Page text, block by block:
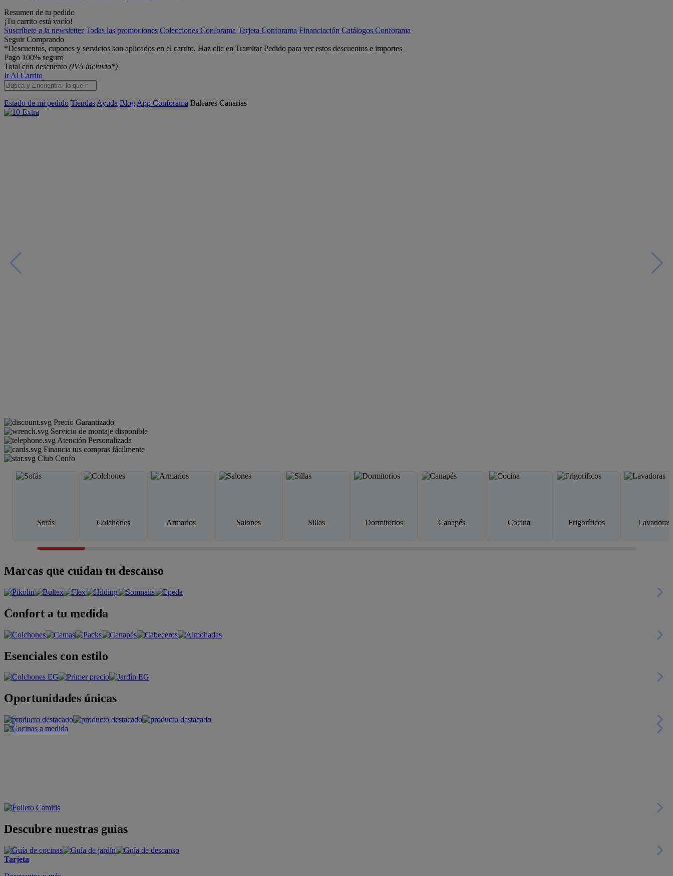
Resumen de tu pedido
¡Tu carrito está vacío!
Suscríbete a la newsletter Todas las promociones Colecciones Conforama Tarjeta Conforama Financiación Catálogos Conforama
Seguir Comprando
*Descuentos, cupones y servicios son aplicados en el carrito. Haz clic en Tramitar Pedido para ver estos descuentos e importes
Pago 100% seguro
Total con descuento (IVA incluido*)
Ir Al Carrito
Estado de mi pedido Tiendas Ayuda Blog App Conforama Baleares Canarias
Precio Garantizado
Servicio de montaje disponible
Atención Personalizada
Financia tus compras fácilmente
Club Confo
Sofás Colchones Armarios Salones Sillas Dormitorios Canapés Cocina Frigoríficos Lavadoras
Marcas que cuidan tu descanso
Confort a tu medida
Esenciales con estilo
Oportunidades únicas
Descubre nuestras guías
Tarjeta